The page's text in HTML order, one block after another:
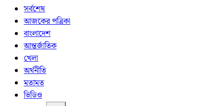
সর্বশেষ
আজকের পত্রিকা
বাংলাদেশ
আন্তর্জাতিক
খেলা
অর্থনীতি
মতামত
ভিডিও